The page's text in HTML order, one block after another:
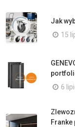
Jak
15
6